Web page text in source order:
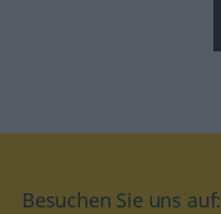
Besuchen Sie uns auf: